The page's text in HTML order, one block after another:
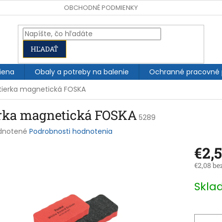
OBCHODNÉ PODMIENKY
HĽADAŤ
Obaly a potreby na balenie Ochranné
magnetická FOSKA
magnetická FOSKA 5289
Podrobnosti hodnotenia
€2,08
cena: